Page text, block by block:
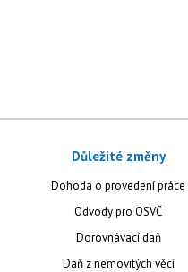
Důležité změny
Dohoda o provedení práce
Odvody pro OSVČ
Dorovnávací daň
Daň z nemovitých věcí